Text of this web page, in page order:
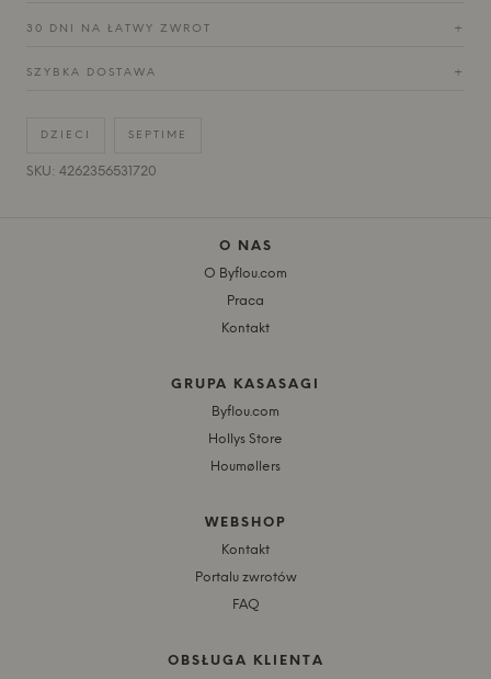
30 DNI NA ŁATWY ZWROT +
SZYBKA DOSTAWA +
DZIECI SEPTIME
SKU: 4262356531720
O NAS
O Byflou.com
Praca
Kontakt
GRUPA KASASAGI
Byflou.com
Hollys Store
Houmøllers
WEBSHOP
Kontakt
Portalu zwrotów
FAQ
OBSŁUGA KLIENTA